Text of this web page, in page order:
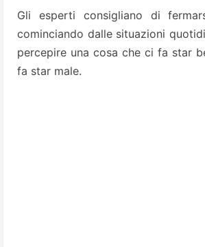
Gli esperti consigliano di
cominciando dalle situazioni
percepire una cosa che ci fa star
fa star male.